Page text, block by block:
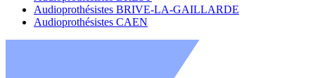
Audioprothésistes BRIVE-LA-GAILLARDE
Audioprothésistes CAEN